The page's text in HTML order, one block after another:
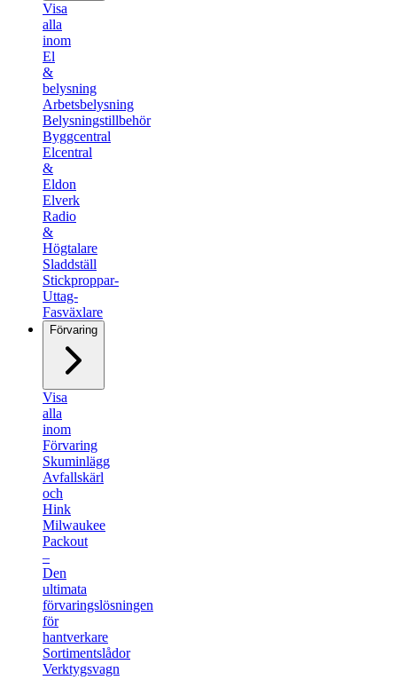
Visa
alla
inom
El
&
belysning
Arbetsbelysning
Belysningstillbehör
Byggcentral
Elcentral
&
Eldon
Elverk
Radio
&
Högtalare
Sladdställ
Stickproppar-
Uttag-
Fasväxlare
Förvaring
Visa
alla
inom
Förvaring
Skuminlägg
Avfallskärl
och
Hink
Milwaukee
Packout
–
Den
ultimata
förvaringslösningen
för
hantverkare
Sortimentslådor
Verktygsvagn